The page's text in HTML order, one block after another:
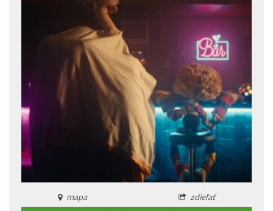
mapa
zdieľať